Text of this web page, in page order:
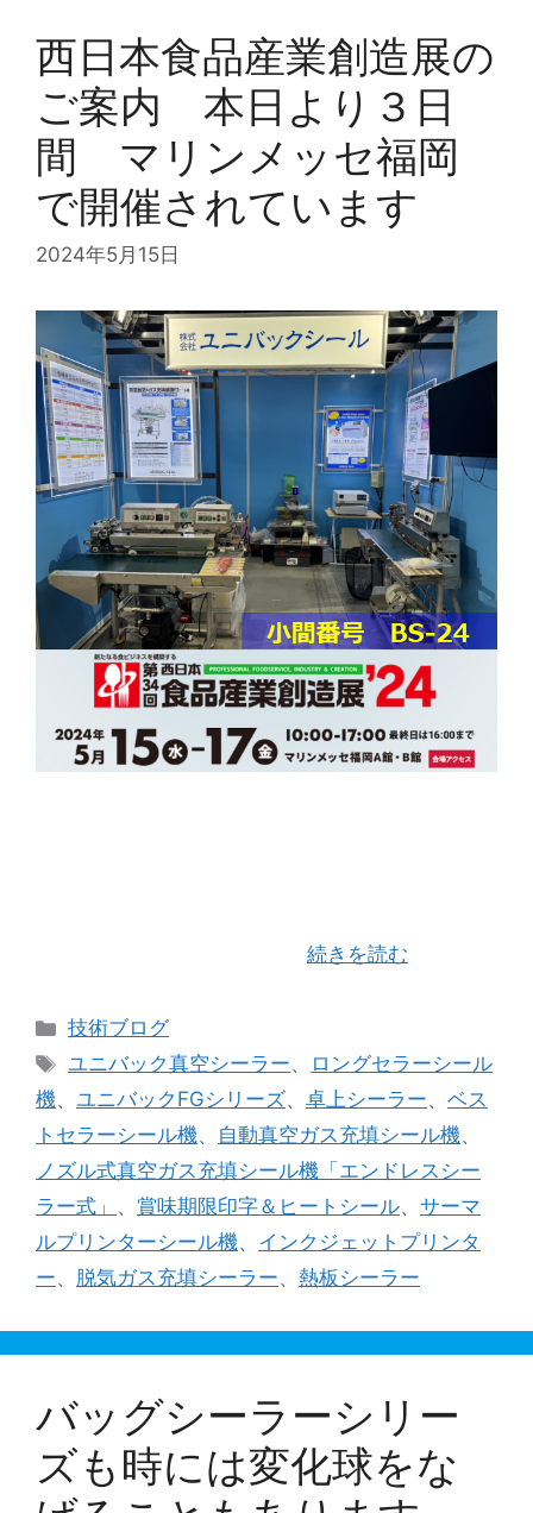
西日本食品産業創造展の
ご案内 本日より３日
間 マリンメッセ福岡
で開催されています
2024年5月15日
続きを読む
カ
テ
リ
ー
技術ブログ
タ
グ
ユニバック真空シーラー、
ロングセラーシール
機、 ユニバックFGシリーズ、 卓上シーラー、 ベス
トセラーシール機、 自動真空ガス充填シール機、
ノズル式真空ガス充填シール機「エンドレスシー
ラー式」 、 賞味期限印字＆ヒートシール、 サーマ
ルプリンターシール機、 インクジェットプリンタ
ー、 脱気ガス充填シーラー、 熱板シーラー
バッグシーラーシリー
ズも時には変化球をな